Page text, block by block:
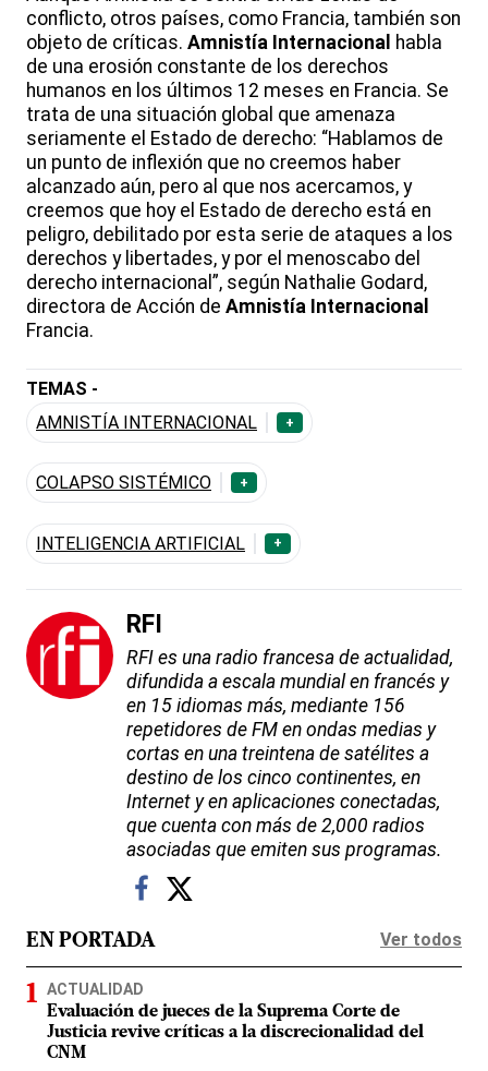
conflicto, otros países, como Francia, también son
objeto de críticas. Amnistía Internacional habla
de una erosión constante de los derechos
humanos en los últimos 12 meses en Francia. Se
trata de una situación global que amenaza
seriamente el Estado de derecho: “Hablamos de
un punto de inflexión que no creemos haber
alcanzado aún, pero al que nos acercamos, y
creemos que hoy el Estado de derecho está en
peligro, debilitado por esta serie de ataques a los
derechos y libertades, y por el menoscabo del
derecho internacional”, según Nathalie Godard,
directora de Acción de Amnistía Internacional
Francia.
TEMAS -
AMNISTÍA INTERNACIONAL
+
COLAPSO SISTÉMICO +
INTELIGENCIA ARTIFICIAL +
RFI
RFI es una radio francesa de actualidad,
difundida a escala mundial en francés y
en 15 idiomas más, mediante 156
repetidores de FM en ondas medias y
cortas en una treintena de satélites a
destino de los cinco continentes, en
Internet y en aplicaciones conectadas,
que cuenta con más de 2,000 radios
asociadas que emiten sus programas.
EN PORTADA Ver todos
ACTUALIDAD
Evaluación de jueces de la Suprema Corte de
Justicia revive críticas a la discrecionalidad del
CNM